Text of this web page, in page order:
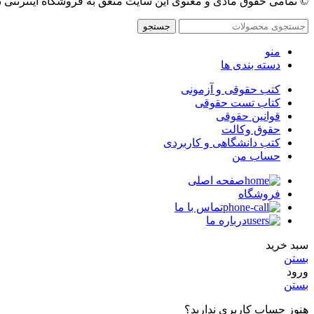
جستجو
منو
دسته بندی ها
کتب حقوقی و آزمونی
کتاب تست حقوقی
قوانین حقوقی
حقوق وکالت
کتب دانشگاهی و کاربردی
حساب من
صفحه اصلی
فروشگاه
تماس با ما
درباره ما
سبد خرید
بستن
ورود
بستن
هنوز حساب کاربری ندارید؟